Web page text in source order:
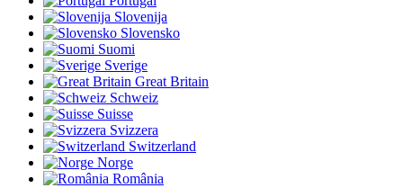
Slovenija
Slovensko
Suomi
Sverige
Great Britain
Schweiz
Suisse
Svizzera
Switzerland
Norge
România